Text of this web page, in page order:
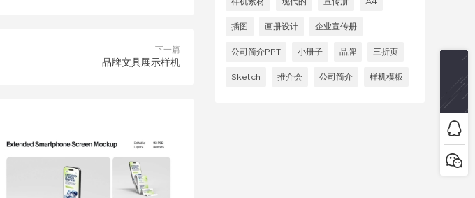
下一篇
品牌文具展示样机
插图 画册设计 企业宣传册
公司简介PPT 小册子 品牌 三折页
Sketch 推介会 公司简介 样机模板